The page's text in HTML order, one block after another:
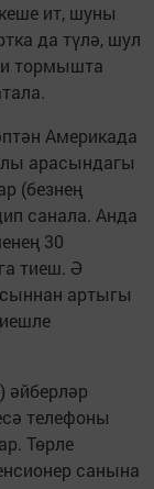
ит, шуны
да түлә, шул
тормышта
Америкада
арасындагы
(безнең
санала. Анда
30
тиеш. Ә
артыгы
әйберләр
телефоны
Төрле
санына